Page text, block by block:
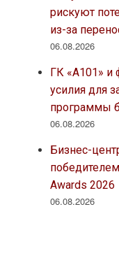
рискуют
из-за
06.08.2026
ГК «А101»
усилия для
программы
06.08.2026
Бизнес-
Awards 2026
06.08.2026